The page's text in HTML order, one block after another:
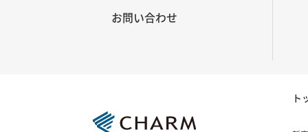
お問い合わせ
ト